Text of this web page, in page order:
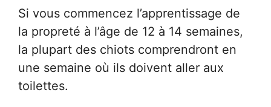
Si vous commencez l’apprentissage de
la propreté à l’âge de 12 à 14 semaines,
la plupart des chiots comprendront en
une semaine où ils doivent aller aux
toilettes.